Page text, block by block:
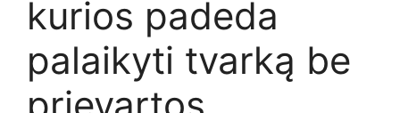
kurios padeda
palaikyti tvarką be